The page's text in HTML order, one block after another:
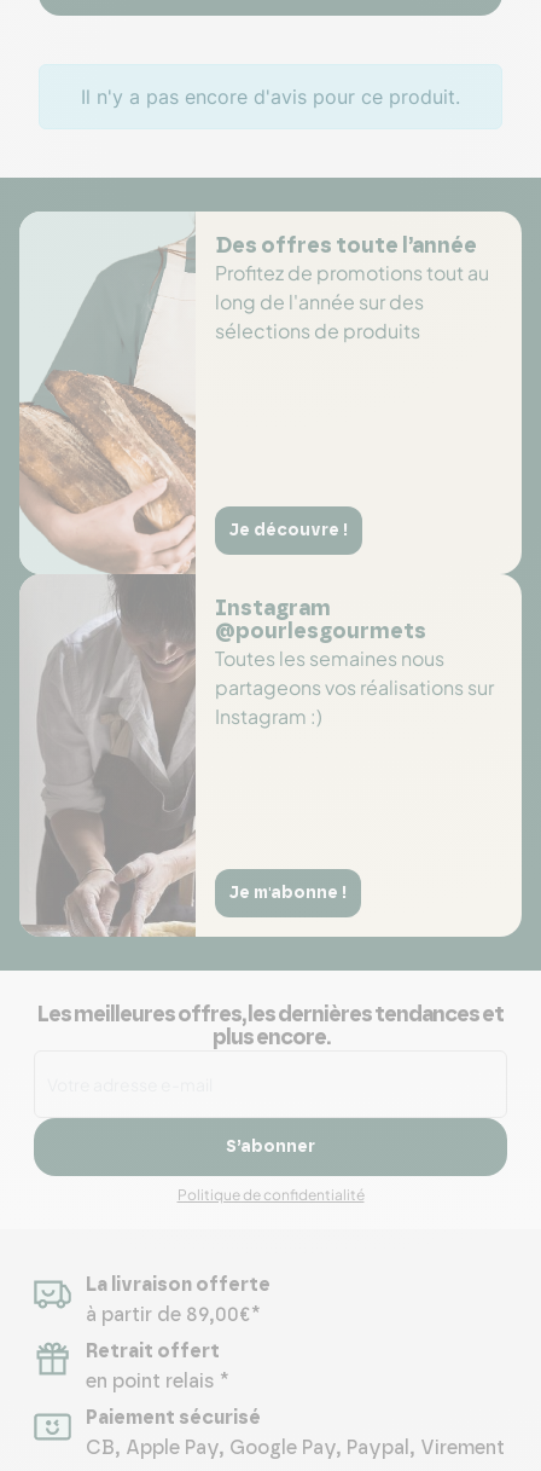
Il n'y a pas encore d'avis pour ce produit.
Des offres toute l’année
Profitez de promotions tout au
long de l'année sur des
sélections de produits
Je découvre !
Instagram
@pourlesgourmets
Toutes les semaines nous
partageons vos réalisations sur
Instagram :)
Je m'abonne !
Les meilleures offres, les dernières tendances et
plus encore.
S’abonner
Politique de confidentialité
La livraison offerte
à partir de 89,00€*
Retrait offert
en point relais *
Paiement sécurisé
CB, Apple Pay, Google Pay, Paypal, Virement